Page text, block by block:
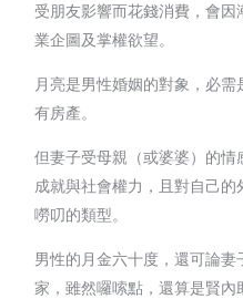
受朋友影響而花錢消費，會
業企圖及掌權欲望。
月亮是男性婚姻的對象，必
有房產。
但妻子受母親（或婆婆）的
成就與社會權力，且對自己
嘮叨的類型。
男性的月金六十度，還可論
家，雖然囉嗦點，還算是賢內